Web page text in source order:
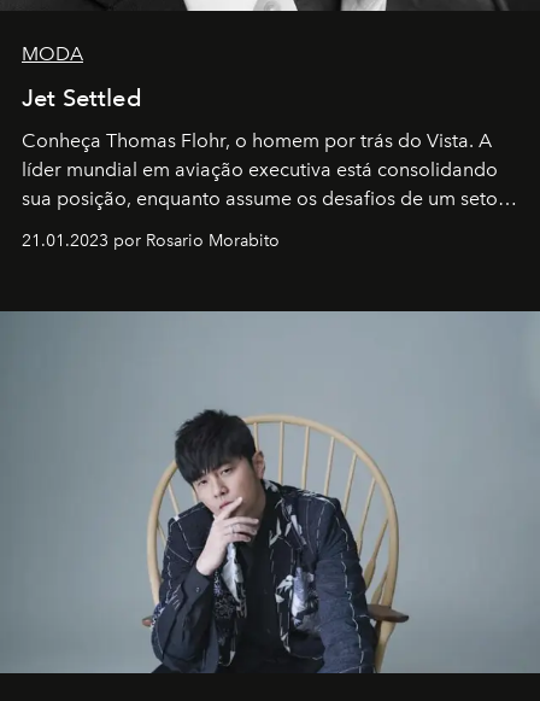
MODA
Jet Settled
Conheça Thomas Flohr, o homem por trás do Vista. A
líder mundial em aviação executiva está consolidando
sua posição, enquanto assume os desafios de um setor
em rápida evolução e redefinindo o conceito de luxo
21.01.2023 por Rosario Morabito